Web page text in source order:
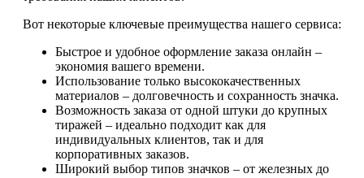
Вот некоторые ключевые преимущества нашего сервиса:
Быстрое и удобное оформление заказа онлайн –
экономия вашего времени.
Использование только высококачественных
материалов – долговечность и сохранность значка.
Возможность заказа от одной штуки до крупных
тиражей – идеально подходит как для
индивидуальных клиентов, так и для
корпоративных заказов.
Широкий выбор типов значков – от железных до